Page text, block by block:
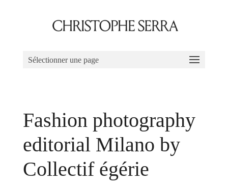
Sélectionner une page
Fashion photography
editorial Milano by
Collectif égérie